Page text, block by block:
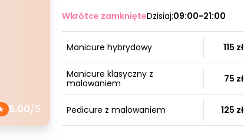
5.00/5
Wkrótce zamknięteDzisiaj:09:00-21:00
Manicure hybrydowy 115 zł
Manicure klasyczny z
malowaniem
75 zł
Pedicure z malowaniem 125 zł